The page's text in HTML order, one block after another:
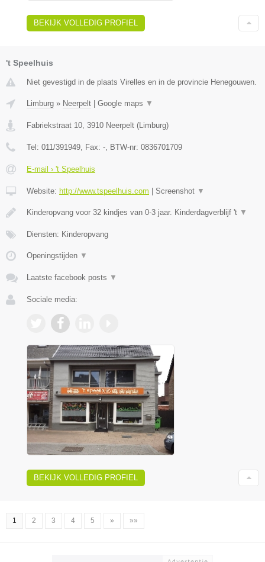
BEKIJK VOLLEDIG PROFIEL
't Speelhuis
Niet gevestigd in de plaats Virelles en in de provincie Henegouwen.
Limburg » Neerpelt | Google maps ▼
Fabriekstraat 10 3910 Neerpelt (Limburg)
Tel: 011/391949 , Fax: - , BTW-nr: 0836701709
E-mail › 't Speelhuis
Website: http://www.tspeelhuis.com | Screenshot ▼
Kinderopvang voor 32 kindjes van 0-3 jaar. Kinderdagverblijf 't ▼
Diensten: Kinderopvang
Openingstijden ▼
Laatste facebook posts ▼
Sociale media:
BEKIJK VOLLEDIG PROFIEL
1 2 3 4 5 » »»